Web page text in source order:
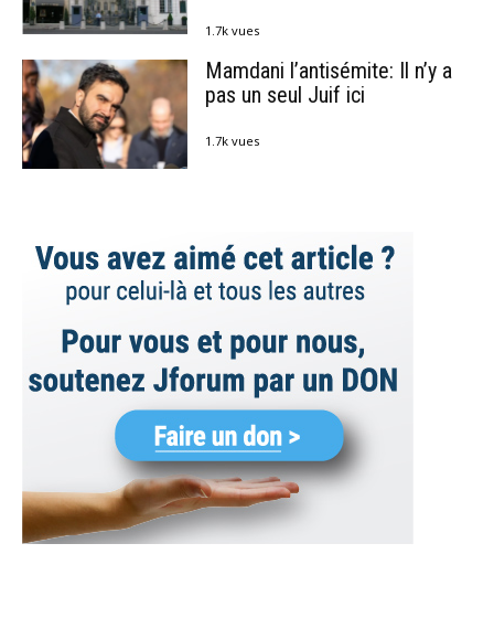
1.7k vues
Mamdani l’antisémite: Il n’y a
pas un seul Juif ici
1.7k vues